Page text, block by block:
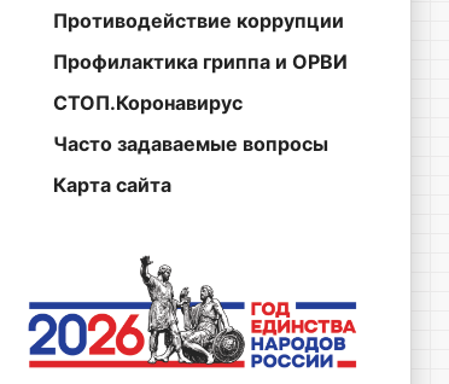
Противодействие коррупции
Профилактика гриппа и ОРВИ
СТОП.Коронавирус
Часто задаваемые вопросы
Карта сайта